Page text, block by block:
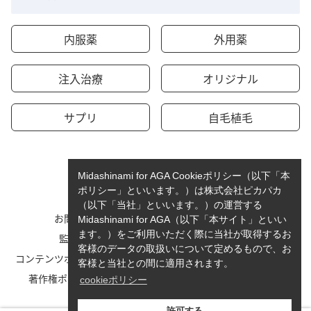
内服薬 外用薬
注入治療 オリジナル
サプリ 自毛植毛
お問い合わせ
運営者情報
監修者一覧
cookieポリシーについて
コンテンツポリシーと運営指針
利用規約
著作権ポリシー/免責事項
サイトマップ
Midashinami for AGA Cookieポリシー（以下「本
ポリシー」といいます。）は株式会社ピカパカ
（以下「当社」といいます。）の運営する
Midashinami for AGA（以下「本サイト」といい
ます。）をご利用いただく際に当社が取得するお
客様のデータの取扱いについて定めるもので、お
客様と当社との間に適用されます。
cookieポリシー